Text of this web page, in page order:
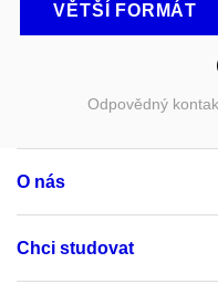
VĚTŠÍ FORMÁT
Odpovědný
O nás
Chci studovat